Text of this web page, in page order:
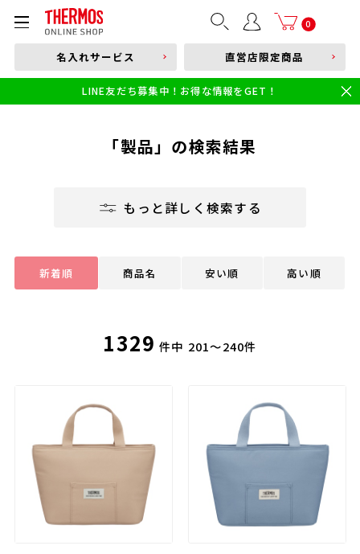
0
部品購入はこちら
本体品番やキーワードを入力
食洗機対応 新製品
幼児・園児向け水筒
名入れサービス 直営店限定商品
LINE友だち募集中！お得な情報をGET！
「製品」の検索結果
もっと詳しく検索する
新着順 商品名 安い順 高い順
1329 件中 201～240件